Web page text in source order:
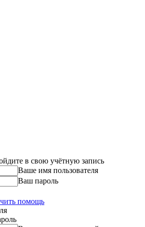
в свою учётную запись
Ваше имя пользователя
Ваш пароль
помощь